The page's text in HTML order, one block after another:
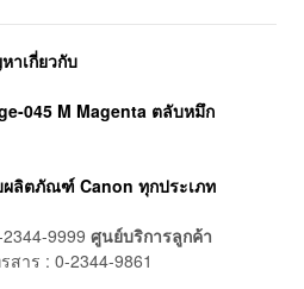
าเกี่ยวกับ
045 M Magenta ตลับหมึก
ผลิตภัณฑ์ Canon ทุกประเภท
9999 ศูนย์บริการลูกค้า
าร : 0-2344-9861